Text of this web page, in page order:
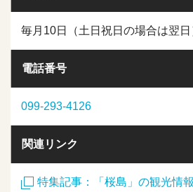
毎月10日（土日祝日の場合は翌日
電話番号
099-293-4126
関連リンク
特集記事：「桜島」の観光情